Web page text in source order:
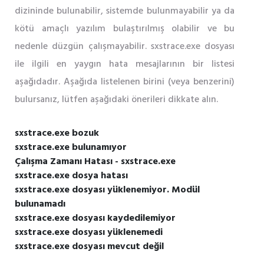
dizininde bulunabilir, sistemde bulunmayabilir ya da
kötü amaçlı yazılım bulaştırılmış olabilir ve bu
nedenle düzgün çalışmayabilir. sxstrace.exe dosyası
ile ilgili en yaygın hata mesajlarının bir listesi
aşağıdadır. Aşağıda listelenen birini (veya benzerini)
bulursanız, lütfen aşağıdaki önerileri dikkate alın.
sxstrace.exe bozuk
sxstrace.exe bulunamıyor
Çalışma Zamanı Hatası - sxstrace.exe
sxstrace.exe dosya hatası
sxstrace.exe dosyası yüklenemiyor. Modül
bulunamadı
sxstrace.exe dosyası kaydedilemiyor
sxstrace.exe dosyası yüklenemedi
sxstrace.exe dosyası mevcut değil